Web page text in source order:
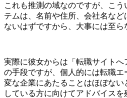
これも推測の域なのですが、こ
テムは、名前や住所、会社名な
ないはずですから、大事には至ら
実際に彼女からは「転職サイト
の手段ですが、個人的には転職
変な企業にあたることはほぼな
している方に向けてアドバイス